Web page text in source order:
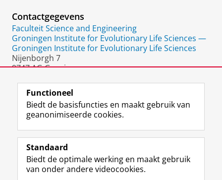
Contactgegevens
Faculteit Science and Engineering
Groningen Institute for Evolutionary Life Sciences —
Groningen Institute for Evolutionary Life Sciences
Nijenborgh 7
9747 AG Groningen
Volg de RUG
F
a
e
b
L
i
k
e
R
S
-
f
I
n
t
Y
o
T
Studiekiezers
Functioneel
Biedt de basisfuncties en maakt gebruik van
geanonimiseerde cookies.
Standaard
Biedt de optimale werking en maakt gebruik
van onder andere videocookies.